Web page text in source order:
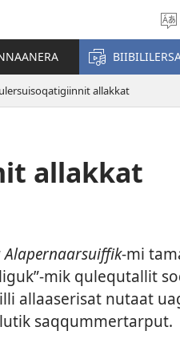
allakkat
allakkat
-mi
mik qulequtal­lit
al­laaserisat nutaat
saq­qum­mer­tar­put.